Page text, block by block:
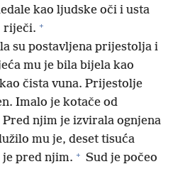
kao ljudske oči i usta
riječi. +
su postavljena prijestolja i
mu je bila bijela kao
čista vuna. Prijestolje
Imalo je kotače od
Pred njim je izvirala ognjena
mu je, deset tisuća
je pred njim. + Sud je počeo